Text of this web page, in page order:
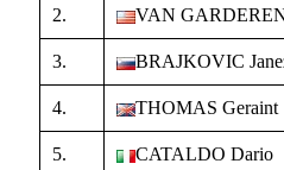
2. VAN
3. BRAJKOVIC
4. THOMAS Geraint
5. CATALDO Dario